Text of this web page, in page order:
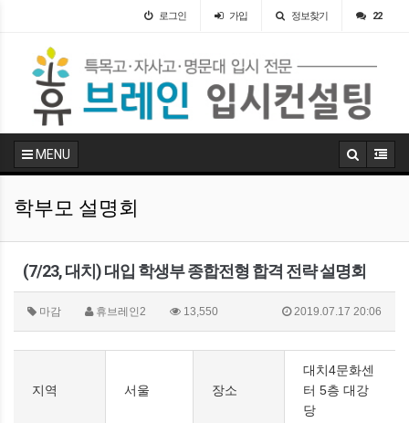
로그인 가입 정보찾기 22
MENU
학부모 설명회
(7/23, 대치) 대입 학생부 종합전형 합격 전략 설명회
마감 휴브레인2 13,550 2019.07.17 20:06
지역 서울 장소
대치4문화센
터 5층 대강
당